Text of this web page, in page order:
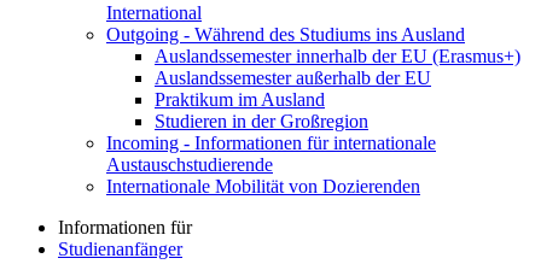
International
Outgoing - Während des Studiums ins Ausland
Auslandssemester innerhalb der EU (Erasmus+)
Auslandssemester außerhalb der EU
Praktikum im Ausland
Studieren in der Großregion
Incoming - Informationen für internationale
Austauschstudierende
Internationale Mobilität von Dozierenden
Informationen für
Studienanfänger